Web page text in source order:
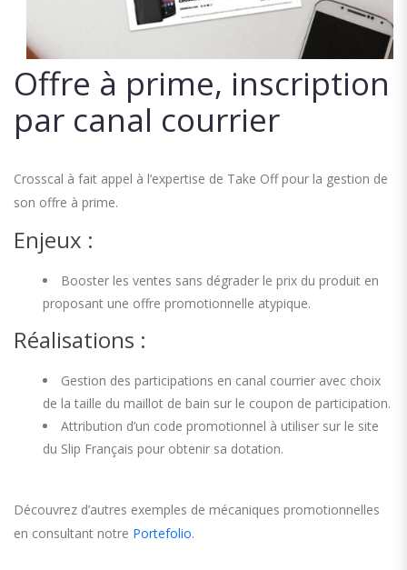
Offre à prime, inscription
par canal courrier
Crosscal à fait appel à l’expertise de Take Off pour la gestion de
son offre à prime.
Enjeux :
Booster les ventes sans dégrader le prix du produit en
proposant une offre promotionnelle atypique.
Réalisations :
Gestion des participations en canal courrier avec choix
de la taille du maillot de bain sur le coupon de participation.
Attribution d’un code promotionnel à utiliser sur le site
du Slip Français pour obtenir sa dotation.
Découvrez d’autres exemples de mécaniques promotionnelles
en consultant notre Portefolio.